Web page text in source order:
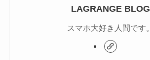
LAGRANGE BLOG
スマホ大好き人間です。